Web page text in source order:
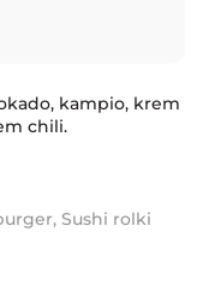
kampio, krem
chili.
, Sushi rolki